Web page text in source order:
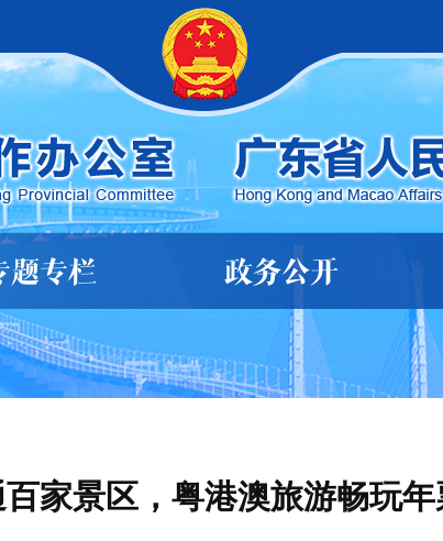
题专栏 政务公开
家景区，粤港澳旅游畅玩